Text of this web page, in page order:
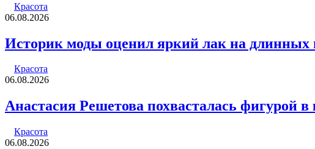
Красота
06.08.2026
Историк моды оценил яркий лак на длинных
Красота
06.08.2026
Анастасия Решетова похвасталась фигурой
Красота
06.08.2026